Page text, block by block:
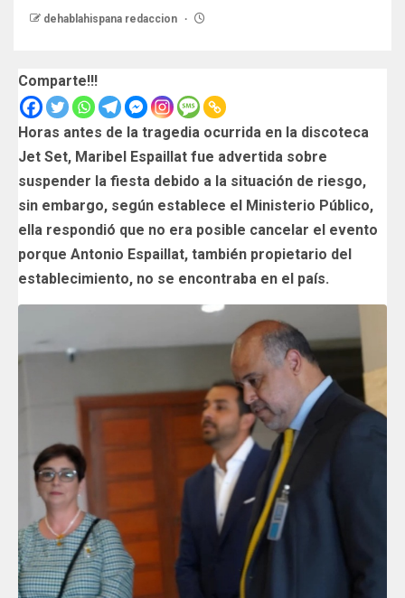
dehablahispana redaccion
Comparte!!!
Horas antes de la tragedia ocurrida en la discoteca
Jet Set, Maribel Espaillat fue advertida sobre
suspender la fiesta debido a la situación de riesgo,
sin embargo, según establece el Ministerio Público,
ella respondió que no era posible cancelar el evento
porque Antonio Espaillat, también propietario del
establecimiento, no se encontraba en el país.